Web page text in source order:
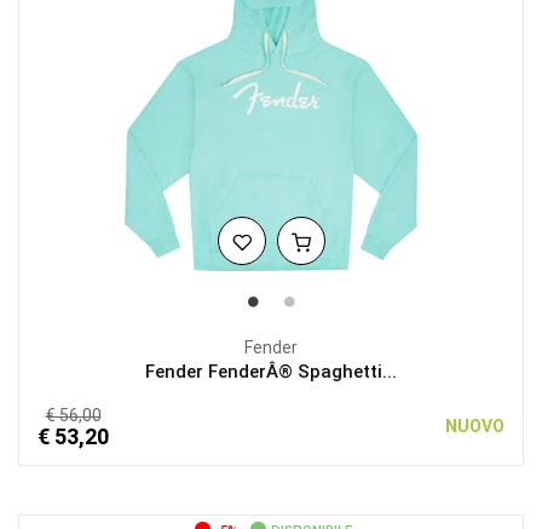
Fender
Fender FenderÂ® Spaghetti...
€ 56,00
€ 53,20 NUOVO